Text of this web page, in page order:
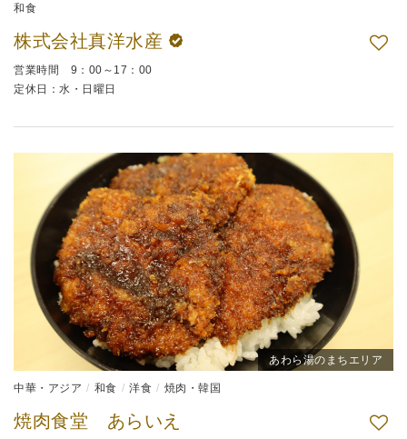
和食
株式会社真洋水産
営業時間 9：00～17：00
定休日：水・日曜日
あわら湯のまちエリア
中華・アジア 和食 洋食 焼肉・韓国
焼肉食堂 あらいえ